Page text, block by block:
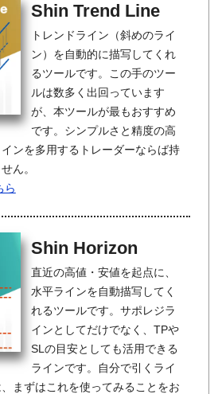
Shin Trend Line
トレンドライン（斜めのライ
ン）を自動的に描写してくれ
るツールです。この手のツー
ルは数多く出回っています
が、本ツールが最もおすすめ
です。シンプルさと精度の高
ンを多用するトレーダーならば持
ん。
ら
Shin Horizon
直近の高値・安値を起点に、
水平ラインを自動描写してく
れるツールです。サポレジラ
インとしてだけでなく、TPや
SLの目安としても活用できる
ラインです。自分で引くライ
まずはこれを使ってみることをお